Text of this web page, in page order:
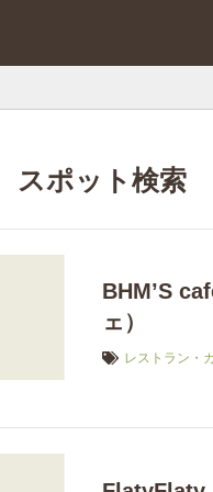
スポット検索
BHM’S
ェ）
レストラン・